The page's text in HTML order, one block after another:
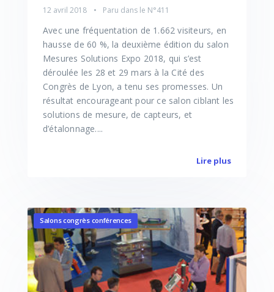
12 avril 2018 Paru dans le N°411
Avec une fréquentation de 1.662 visiteurs, en
hausse de 60 %, la deuxième édition du salon
Mesures Solutions Expo 2018, qui s’est
déroulée les 28 et 29 mars à la Cité des
Congrès de Lyon, a tenu ses promesses. Un
résultat encourageant pour ce salon ciblant les
solutions de mesure, de capteurs, et
d’étalonnage....
Lire plus
Salons congrès conférences